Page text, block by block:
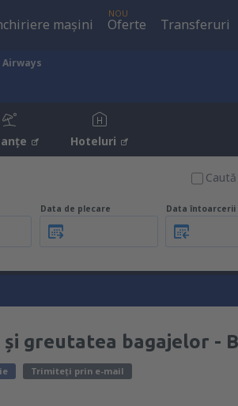
mașini
NOU
Oferte Transferuri
Hoteluri
Data de plecare Data întoarcerii
și greutatea bagajelor -
Trimiteți prin e-mail